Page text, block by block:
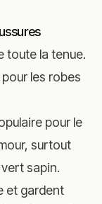
toute la tenue.
les robes
pour le
surtout
sapin.
et gardent